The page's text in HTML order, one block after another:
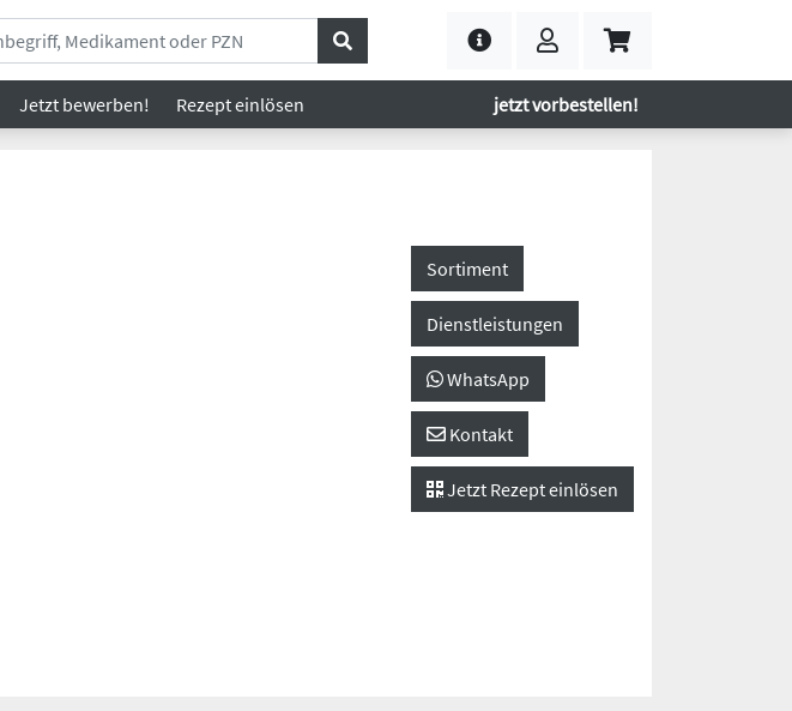
Jetzt bewerben! Rezepteinlösen jetzt vorbestellen!
Sortiment
Dienstleistungen
WhatsApp
Kontakt
Jetzt Rezept einlösen